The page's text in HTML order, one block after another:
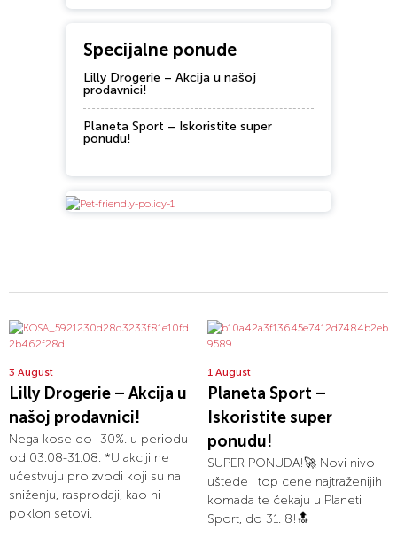
Specijalne ponude
Lilly Drogerie – Akcija u našoj
prodavnici!
Planeta Sport – Iskoristite super
ponudu!
3 August
Lilly Drogerie – Akcija u
našoj prodavnici!
Nega kose do -30%. u periodu
od 03.08-31.08. *U akciji ne
učestvuju proizvodi koji su na
sniženju, rasprodaji, kao ni
poklon setovi.
1 August
Planeta Sport –
Iskoristite super
ponudu!
SUPER PONUDA!🚀 Novi nivo
uštede i top cene najtraženijih
komada te čekaju u Planeti
Sport, do 31. 8!🔝